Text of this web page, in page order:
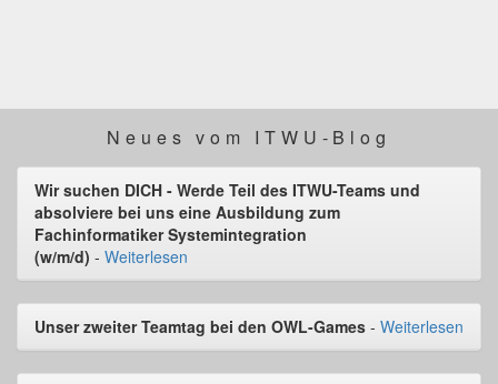
Neues vom ITWU-Blog
Wir suchen DICH - Werde Teil des ITWU-Teams und
absolviere bei uns eine Ausbildung zum
Fachinformatiker Systemintegration
(w/m/d) - Weiterlesen
Unser zweiter Teamtag bei den OWL-Games - Weiterlesen